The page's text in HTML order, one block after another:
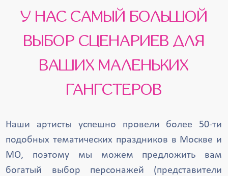
У НАС САМЫЙ БОЛЬШОЙ
ВЫБОР СЦЕНАРИЕВ ДЛЯ
ВАШИХ МАЛЕНЬКИХ
ГАНГСТЕРОВ
Наши артисты успешно провели более 50-ти
подобных тематических праздников в Москве и
МО, поэтому мы можем предложить вам
богатый выбор персонажей (представители